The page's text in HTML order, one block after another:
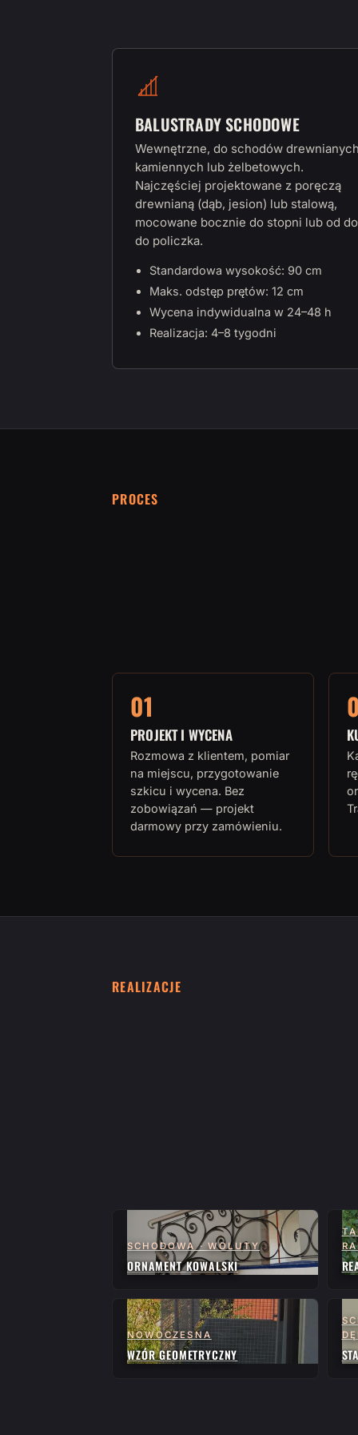
BALUSTRADY SCHODOWE
Wewnętrzne, do schodów
kamiennych lub żelbetowych.
Najczęściej projektowane z poręczą
drewnianą (dąb, jesion) lub stalową,
mocowane bocznie do stopni lub od
do policzka.
Standardowa wysokość: 90 cm
Maks. odstęp prętów: 12 cm
Wycena indywidualna w 24–48 h
Realizacja: 4–8 tygodni
PROCES
01
PROJEKT I WYCENA
Rozmowa z klientem, pomiar
na miejscu, przygotowanie
szkicu i wycena. Bez
zobowiązań — projekt
darmowy przy zamówieniu.
REALIZACJE
SCHODOWA · WOLUTY
ORNAMENT KOWALSKI
NOWOCZESNA
WZÓR GEOMETRYCZNY